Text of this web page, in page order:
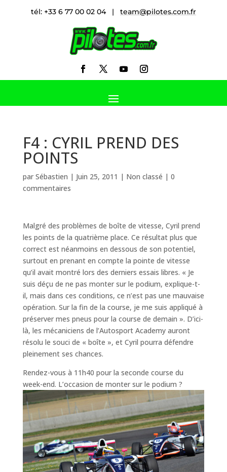
tél: +33 6 77 00 02 04 | team@pilotes.com.fr
F4 : CYRIL PREND DES
POINTS
par Sébastien | Juin 25, 2011 | Non classé | 0
commentaires
Malgré des problèmes de boîte de vitesse, Cyril prend
les points de la quatrième place. Ce résultat plus que
correct est néanmoins en dessous de son potentiel,
surtout en prenant en compte la pointe de vitesse
qu’il avait montré lors des derniers essais libres. « Je
suis déçu de ne pas monter sur le podium, explique-t-
il, mais dans ces conditions, ce n’est pas une mauvaise
opération. Sur la fin de la course, je me suis appliqué à
préserver mes pneus pour la course de demain ». D’ici-
là, les mécaniciens de l’Autosport Academy auront
résolu le souci de « boîte », et Cyril pourra défendre
pleinement ses chances.
Rendez-vous à 11h40 pour la seconde course du
week-end. L’occasion de monter sur le podium ?